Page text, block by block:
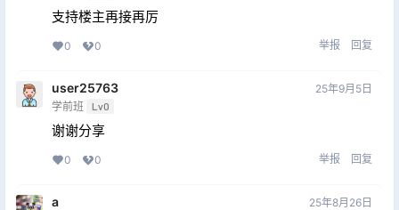
支持楼主再接再厉
0 0 举报 回复
user25763
学前班 Lv0
25年9月5日
谢谢分享
0 0 举报 回复
a 25年8月26日